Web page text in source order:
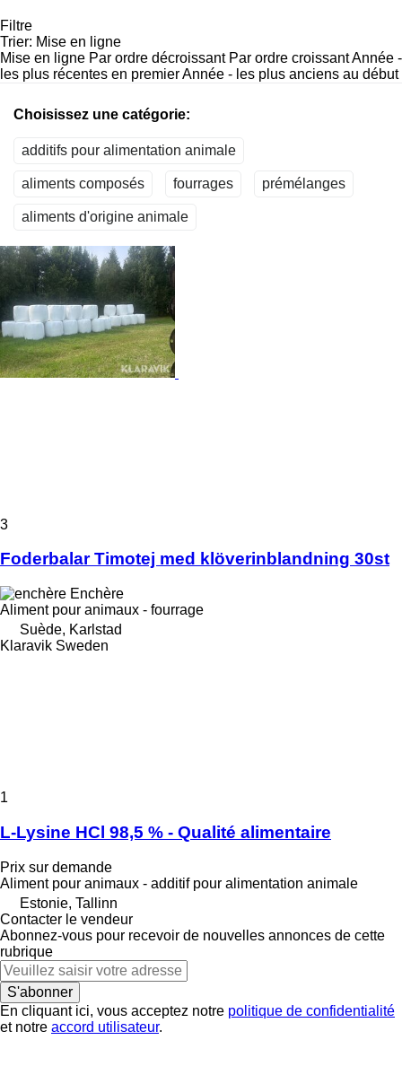
Filtre
Trier: Mise en ligne
Mise en ligne Par ordre décroissant Par ordre croissantAnnée -
les plus récentes en premierAnnée - les plus anciens au début
Choisissez une catégorie:
additifs pour alimentation animale
aliments composés fourrages prémélanges
aliments d'origine animale
3
Foderbalar Timotej med klöverinblandning 30st
Enchère
Aliment pour animaux - fourrage
Suède, Karlstad
Klaravik Sweden
1
L-Lysine HCl 98,5 % - Qualité alimentaire
Prix sur demande
Aliment pour animaux - additif pour alimentation animale
Estonie, Tallinn
Contacter le vendeur
Abonnez-vous pour recevoir de nouvelles annonces de cette
rubrique
S'abonner
En cliquant ici, vous acceptez notre politique de confidentialité
et notre accord utilisateur.